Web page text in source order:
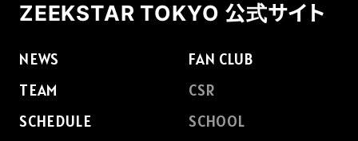
ZEEKSTAR TOKYO 公式サイト
NEWS
TEAM
SCHEDULE
FAN CLUB
CSR
SCHOOL